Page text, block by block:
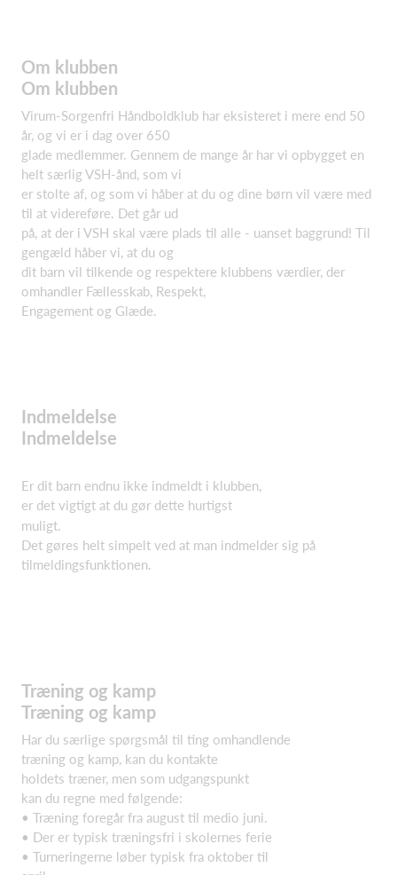
Om klubben
Om klubben
Virum-Sorgenfri Håndboldklub har eksisteret i mere end 50
år, og vi er i dag over 650
glade medlemmer. Gennem de mange år har vi opbygget en
helt særlig VSH-ånd, som vi
er stolte af, og som vi håber at du og dine børn vil være med
til at videreføre. Det går ud
på, at der i VSH skal være plads til alle - uanset baggrund! Til
gengæld håber vi, at du og
dit barn vil tilkende og respektere klubbens værdier, der
omhandler Fællesskab, Respekt,
Engagement og Glæde.
Indmeldelse
Indmeldelse
Er dit barn endnu ikke indmeldt i klubben,
er det vigtigt at du gør dette hurtigst
muligt.
Det gøres helt simpelt ved at man indmelder sig på
tilmeldingsfunktionen.
Træning og kamp
Træning og kamp
Har du særlige spørgsmål til ting omhandlende
træning og kamp, kan du kontakte
holdets træner, men som udgangspunkt
kan du regne med følgende:
• Træning foregår fra august til medio juni.
• Der er typisk træningsfri i skolernes ferie
• Turneringerne løber typisk fra oktober til